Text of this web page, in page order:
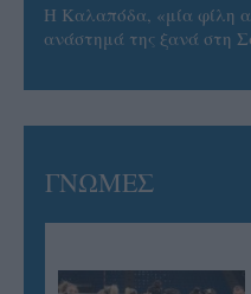
Η Καλαπόδα, «μία φίλη
ανάστημά της ξανά στη
ΓΝΩΜΕΣ